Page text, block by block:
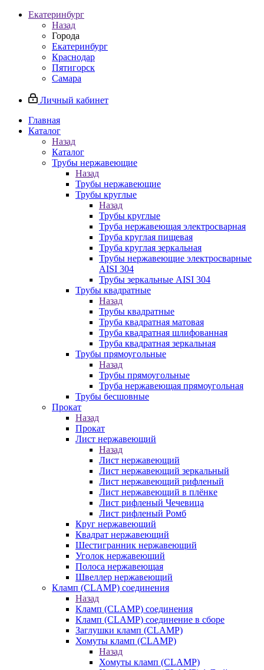
Екатеринбург
Назад
Города
Екатеринбург
Краснодар
Пятигорск
Самара
Личный кабинет
Главная
Каталог
Назад
Каталог
Трубы нержавеющие
Назад
Трубы нержавеющие
Трубы круглые
Назад
Трубы круглые
Труба нержавеющая электросварная
Труба круглая пищевая
Труба круглая зеркальная
Трубы нержавеющие электросварные
AISI 304
Трубы зеркальные AISI 304
Трубы квадратные
Назад
Трубы квадратные
Труба квадратная матовая
Труба квадратная шлифованная
Труба квадратная зеркальная
Трубы прямоугольные
Назад
Трубы прямоугольные
Труба нержавеющая прямоугольная
Трубы бесшовные
Прокат
Назад
Прокат
Лист нержавеющий
Назад
Лист нержавеющий
Лист нержавеющий зеркальный
Лист нержавеющий рифленый
Лист нержавеющий в плёнке
Лист рифленый Чечевица
Лист рифленый Ромб
Круг нержавеющий
Квадрат нержавеющий
Шестигранник нержавеющий
Уголок нержавеющий
Полоса нержавеющая
Швеллер нержавеющий
Кламп (CLAMP) соединения
Назад
Кламп (CLAMP) соединения
Кламп (CLAMP) соединение в сборе
Заглушки кламп (CLAMP)
Хомуты кламп (CLAMP)
Назад
Хомуты кламп (CLAMP)